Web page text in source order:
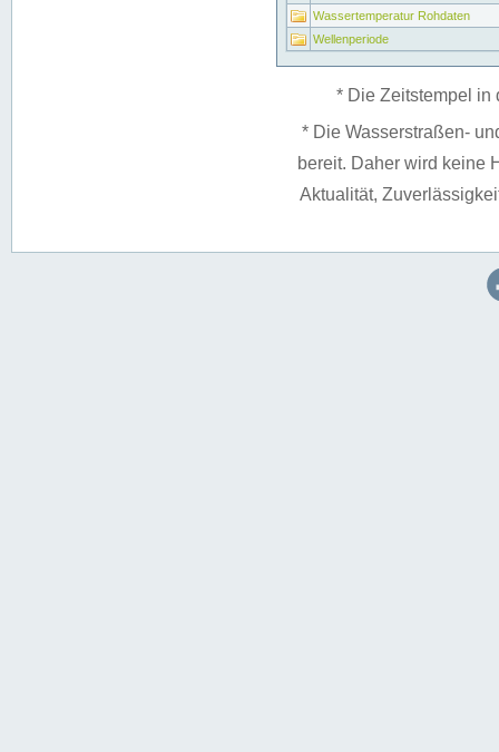
Wassertemperatur Rohdaten
Wellenperiode
* Die Zeitstempel in
* Die Wasserstraßen-
bereit. Daher wird keine
Aktualität,